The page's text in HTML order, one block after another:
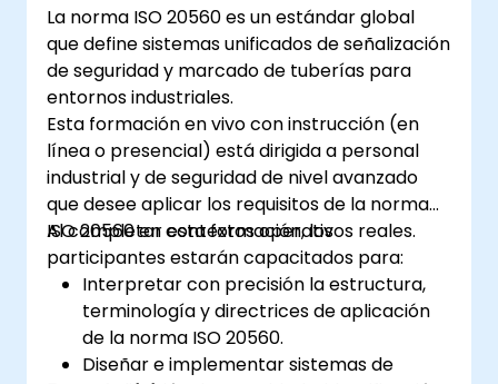
La norma ISO 20560 es un estándar global
que define sistemas unificados de señalización
de seguridad y marcado de tuberías para
entornos industriales.
Esta formación en vivo con instrucción (en
línea o presencial) está dirigida a personal
industrial y de seguridad de nivel avanzado
que desee aplicar los requisitos de la norma
ISO 20560 en contextos operativos reales.
Al completar esta formación, los
participantes estarán capacitados para:
Interpretar con precisión la estructura,
terminología y directrices de aplicación
de la norma ISO 20560.
Diseñar e implementar sistemas de